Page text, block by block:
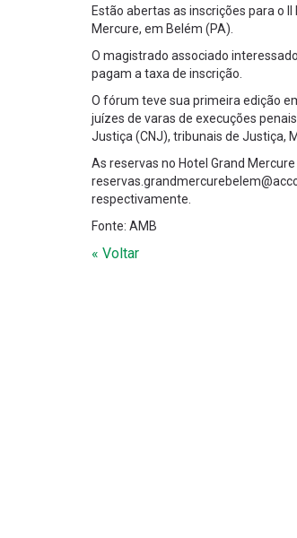
Estão abertas as inscrições para o
Mercure, em Belém (PA).
O magistrado associado
pagam a taxa de inscrição.
O fórum teve sua primeira edição
juízes de varas de execuções
Justiça (CNJ), tribunais de Justiça,
As reservas no Hotel Grand
respectivamente.
Fonte: AMB
« Voltar